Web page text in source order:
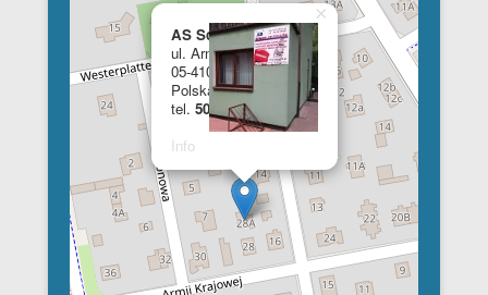
AS School of English
ul. Armii Krajowej 28a
05-410 Józefów
Polska
tel. 508 348 681
Info
×